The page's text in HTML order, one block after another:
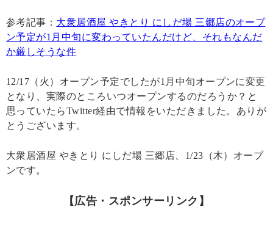
参考記事： 大衆居酒屋 やきとり にしだ場 三郷店のオープ
ン予定が1月中旬に変わっていたんだけど、それもなんだ
か厳しそうな件
12/17（火）オープン予定でしたが1月中旬オープンに変更
となり、実際のところいつオープンするのだろうか？と
思っていたらTwitter経由で情報をいただきました。ありが
とうございます。
大衆居酒屋 やきとり にしだ場 三郷店、1/23（木）オープ
ンです。
【広告・スポンサーリンク】